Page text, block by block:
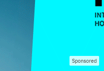
Sponsored